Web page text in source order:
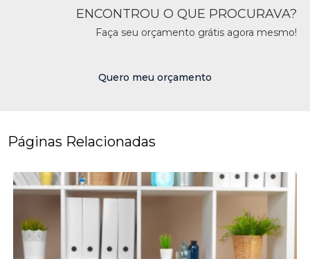
ENCONTROU O QUE PROCURAVA?
Faça seu orçamento grátis agora mesmo!
Quero meu orçamento
Páginas Relacionadas